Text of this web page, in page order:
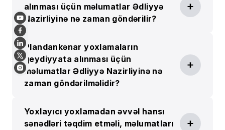
alınması üçün məlumatlar Ədliyyə
Nazirliyinə nə zaman göndərilir?
Plandankənar yoxlamaların
qeydiyyata alınması üçün
məlumatlar Ədliyyə Nazirliyinə nə
zaman göndərilməlidir?
Yoxlayıcı yoxlamadan əvvəl hansı
sənədləri təqdim etməli, məlumatları